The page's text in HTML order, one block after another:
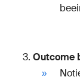
Outcome